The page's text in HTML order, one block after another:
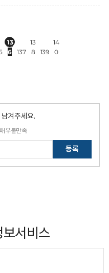
13
6
137
13
8
139
14
0
겨주세요.
매우불만족
등록
서비스